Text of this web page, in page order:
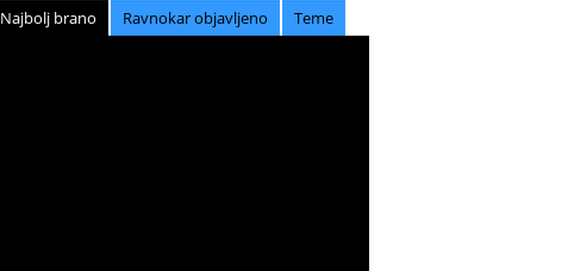
Najbolj brano Ravnokar objavljeno Teme